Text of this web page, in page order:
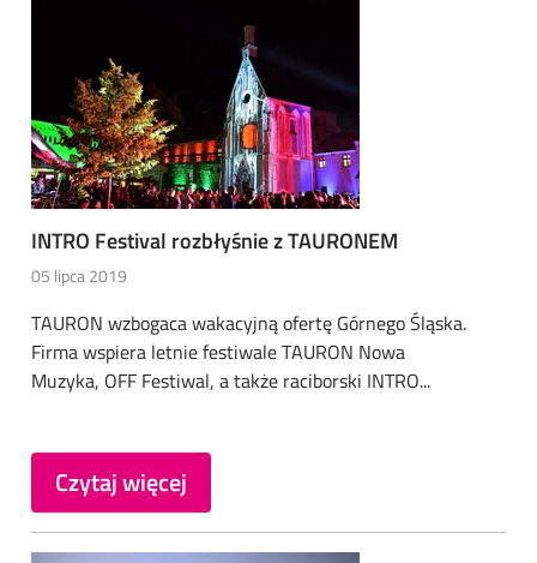
INTRO Festival rozbłyśnie z TAURONEM
05 lipca 2019
TAURON wzbogaca wakacyjną ofertę Górnego Śląska.
Firma wspiera letnie festiwale TAURON Nowa
Muzyka, OFF Festiwal, a także raciborski INTRO...
Czytaj więcej